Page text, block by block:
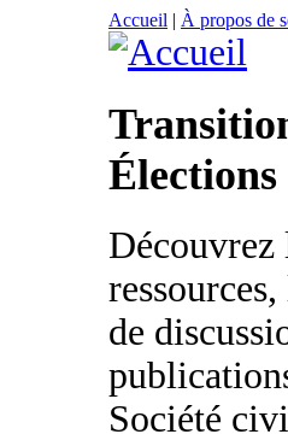
Accueil | À propos de
Élections
Découvrez
de
Société